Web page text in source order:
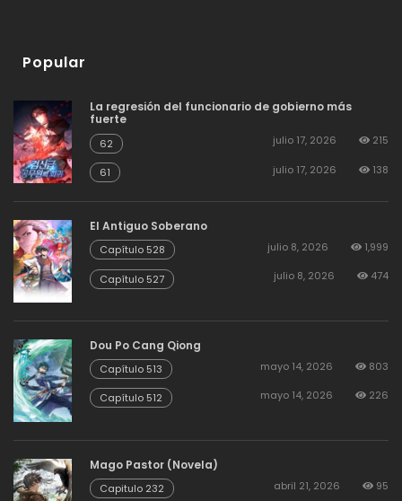
Popular
La regresión del funcionario de gobierno más
fuerte
62 julio 17, 2026 215
61 julio 17, 2026 138
El Antiguo Soberano
Capítulo 528 julio 8, 2026 1,999
Capítulo 527 julio 8, 2026 474
Dou Po Cang Qiong
Capítulo 513 mayo 14, 2026 803
Capítulo 512 mayo 14, 2026 226
Mago Pastor (Novela)
Capitulo 232 abril 21, 2026 95